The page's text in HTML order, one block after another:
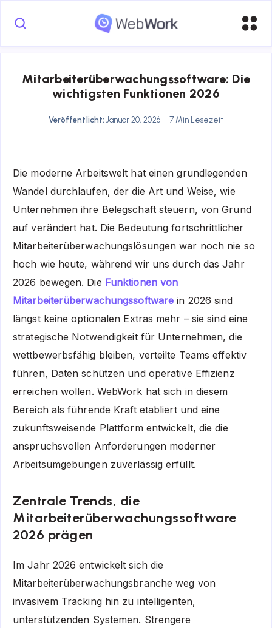
Mitarbeiterüberwachungssoftware: Die
wichtigsten Funktionen 2026
Veröffentlicht: Januar 20, 2026 7 Min Lesezeit
Die moderne Arbeitswelt hat einen grundlegenden
Wandel durchlaufen, der die Art und Weise, wie
Unternehmen ihre Belegschaft steuern, von Grund
auf verändert hat. Die Bedeutung fortschrittlicher
Mitarbeiterüberwachungslösungen war noch nie so
hoch wie heute, während wir uns durch das Jahr
2026 bewegen. Die Funktionen von
Mitarbeiterüberwachungssoftware in 2026 sind
längst keine optionalen Extras mehr – sie sind eine
strategische Notwendigkeit für Unternehmen, die
wettbewerbsfähig bleiben, verteilte Teams effektiv
führen, Daten schützen und operative Effizienz
erreichen wollen. WebWork hat sich in diesem
Bereich als führende Kraft etabliert und eine
zukunftsweisende Plattform entwickelt, die die
anspruchsvollen Anforderungen moderner
Arbeitsumgebungen zuverlässig erfüllt.
Zentrale Trends, die
Mitarbeiterüberwachungssoftware
2026 prägen
Im Jahr 2026 entwickelt sich die
Mitarbeiterüberwachungsbranche weg von
invasivem Tracking hin zu intelligenten,
unterstützenden Systemen. Strengere